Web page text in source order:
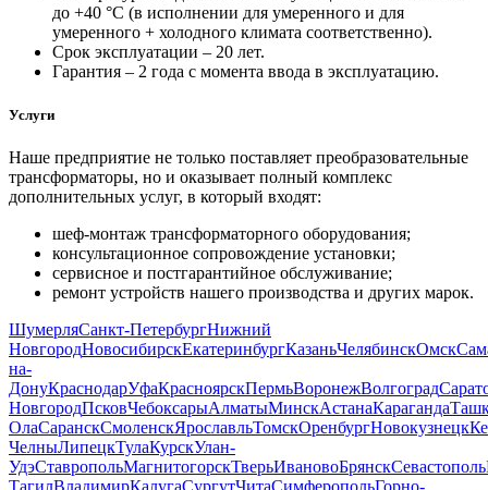
до +40 °С (в исполнении для умеренного и для
умеренного + холодного климата соответственно).
Срок эксплуатации – 20 лет.
Гарантия – 2 года с момента ввода в эксплуатацию.
Услуги
Наше предприятие не только поставляет преобразовательные
трансформаторы, но и оказывает полный комплекс
дополнительных услуг, в который входят:
шеф-монтаж трансформаторного оборудования;
консультационное сопровождение установки;
сервисное и постгарантийное обслуживание;
ремонт устройств нашего производства и других марок.
ШумерляСанкт-ПетербургНижний
НовгородНовосибирскЕкатеринбургКазаньЧелябинскОмск
на-
ДонуКраснодарУфаКрасноярскПермьВоронежВолгоград
НовгородПсковЧебоксарыАлматыМинскАстанаКараганда
ОлаСаранскСмоленскЯрославльТомскОренбургНовокузнецк
ЧелныЛипецкТулаКурскУлан-
УдэСтавропольМагнитогорскТверьИвановоБрянскСевастополь
ТагилВладимирКалугаСургутЧитаСимферопольГорно-